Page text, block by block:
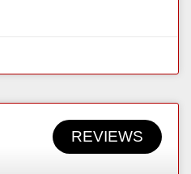
REVIEWS